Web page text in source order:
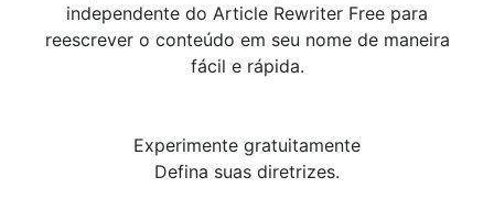
independente do Article Rewriter Free para
reescrever o conteúdo em seu nome de maneira
fácil e rápida.
Experimente gratuitamente
Defina suas diretrizes.